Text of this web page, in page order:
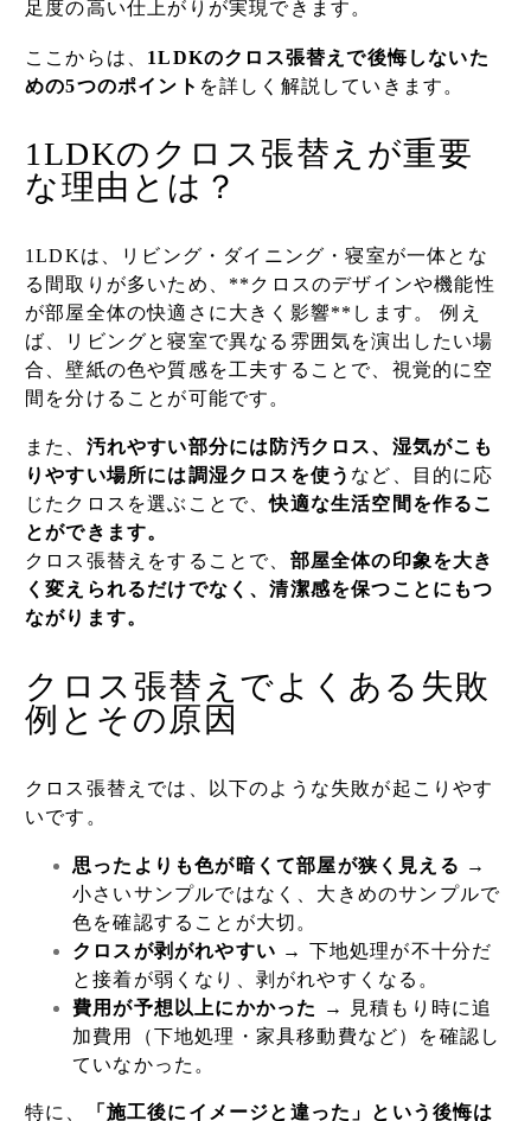
足度の高い仕上がりが実現できます。
ここからは、 1LDKのクロス張替えで後悔しないた
めの5つのポイント を詳しく解説していきます。
1LDKのクロス張替えが重要
な理由とは？
1LDKは、リビング・ダイニング・寝室が一体とな
る間取りが多いため、**クロスのデザインや機能性
が部屋全体の快適さに大きく影響**します。 例え
ば、リビングと寝室で異なる雰囲気を演出したい場
合、壁紙の色や質感を工夫することで、視覚的に空
間を分けることが可能です。
また、 汚れやすい部分には防汚クロス、湿気がこも
りやすい場所には調湿クロスを使う など、目的に応
じたクロスを選ぶことで、快適な生活空間を作るこ
とができます。
クロス張替えをすることで、 部屋全体の印象を大き
く変えられるだけでなく、清潔感を保つことにもつ
ながります。
クロス張替えでよくある失敗
例とその原因
クロス張替えでは、以下のような失敗が起こりやす
いです。
思ったよりも色が暗くて部屋が狭く見える →
小さいサンプルではなく、大きめのサンプルで
色を確認することが大切。
クロスが剥がれやすい → 下地処理が不十分だ
と接着が弱くなり、剥がれやすくなる。
費用が予想以上にかかった
→ 見積もり時に追
加費用（下地処理・家具移動費など）を確認し
ていなかった。
特に、 「施工後にイメージと違った」という後悔は